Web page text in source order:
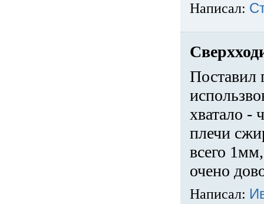
Написал:
Поставил
хватало -
плечи
всего
очено
Написал: